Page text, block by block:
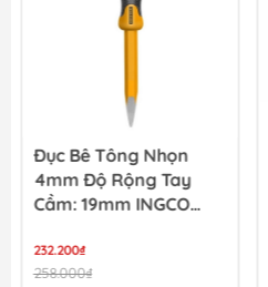
Đục Bê Tông Nhọn
4mm Độ Rộng Tay
Cầm: 19mm INGCO
232.200₫
258.000₫